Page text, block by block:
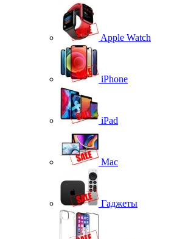
Apple Watch
iPhone
iPad
Mac
Гаджеты